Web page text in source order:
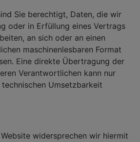
Sie berechtigt, Daten, die wir
oder in Erfüllung eines Vertrags
an sich oder an einen
maschinenlesbaren Format
Eine direkte Übertragung der
Verantwortlichen kann nur
Umsetzbarkeit
widersprechen wir hiermit